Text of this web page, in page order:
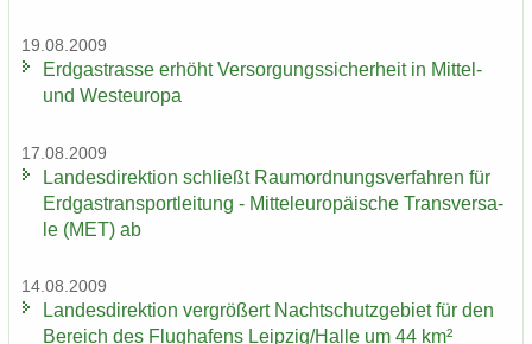
19.08.2009
Erd­gas­tras­se er­höht Ver­sor­gungs­si­cher­heit in Mittel-​
und West­eu­ro­pa
17.08.2009
Lan­des­di­rek­ti­on schließt Raum­ord­nungs­ver­fah­ren für
Erd­gas­trans­port­lei­tung - Mit­tel­eu­ro­päi­sche Trans­ver­sa­
le (MET) ab
14.08.2009
Lan­des­di­rek­ti­on ver­grö­ßert Nacht­schutz­ge­biet für den
Be­reich des Flug­ha­fens Leip­zig/Halle um 44 km²